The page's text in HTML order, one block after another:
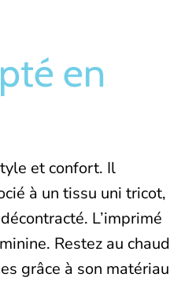
en
et confort. Il
à un tissu uni tricot,
L’imprimé
Restez au chaud
grâce à son matériau